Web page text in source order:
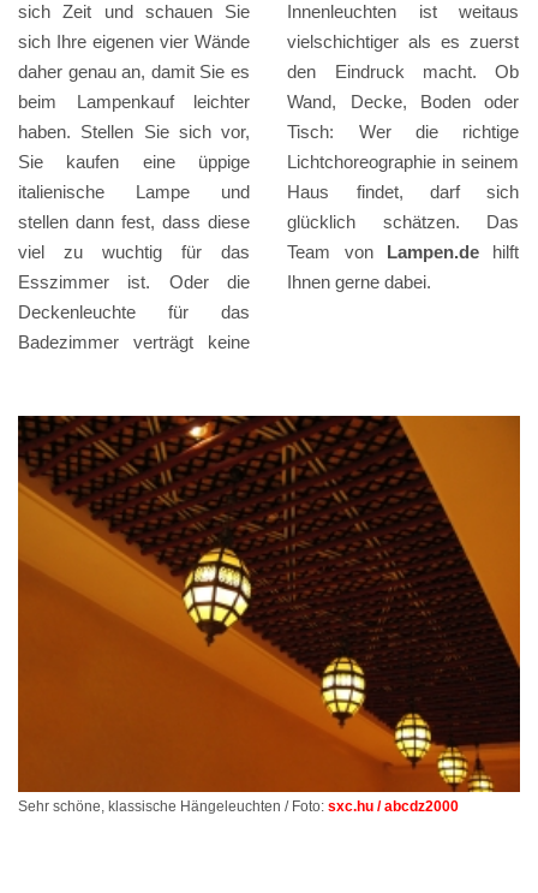
sich Zeit und schauen Sie
sich Ihre eigenen vier Wände
daher genau an, damit Sie es
beim Lampenkauf leichter
haben. Stellen Sie sich vor,
Sie kaufen eine üppige
italienische Lampe und
stellen dann fest, dass diese
viel zu wuchtig für das
Esszimmer ist. Oder die
Deckenleuchte für das
Badezimmer verträgt keine
Innenleuchten ist weitaus
vielschichtiger als es zuerst
den Eindruck macht. Ob
Wand, Decke, Boden oder
Tisch: Wer die richtige
Lichtchoreographie in seinem
Haus findet, darf sich
glücklich schätzen. Das
Team von Lampen.de hilft
Ihnen gerne dabei.
Sehr schöne, klassische Hängeleuchten / Foto: sxc.hu / abcdz2000